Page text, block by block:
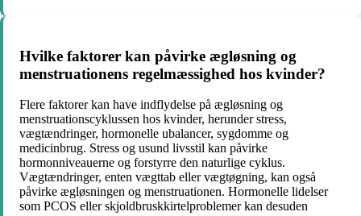
Hvilke faktorer kan påvirke ægløsning og
menstruationens regelmæssighed hos kvinder?
Flere faktorer kan have indflydelse på ægløsning og
menstruationscyklussen hos kvinder, herunder stress,
vægtændringer, hormonelle ubalancer, sygdomme og
medicinbrug. Stress og usund livsstil kan påvirke
hormonniveauerne og forstyrre den naturlige cyklus.
Vægtændringer, enten vægttab eller vægtøgning, kan også
påvirke ægløsningen og menstruationen. Hormonelle lidelser
som PCOS eller skjoldbruskkirtelproblemer kan desuden